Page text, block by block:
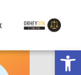
פתח סרגל נגישות